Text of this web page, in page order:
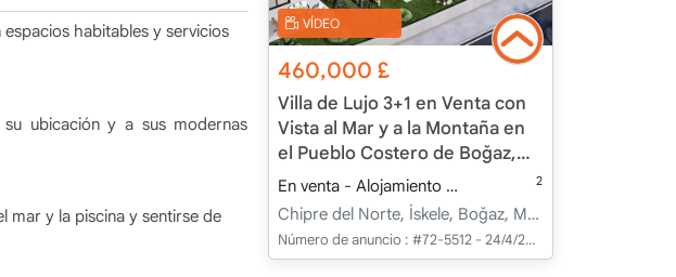
habitables y servicios
ubicación y a sus modernas
mar y la piscina y sentirse de
VÍDEO
460,000 £
Villa de Lujo 3+1 en Venta con
Vista al Mar y a la Montaña en
el Pueblo Costero de Boğaz,
Chipre del Norte
En venta - Alojamiento 2
Chipre del Norte, İskele, Boğaz, Merkez - Merkez
Número de anuncio : #72-5512 - 24/4/2025